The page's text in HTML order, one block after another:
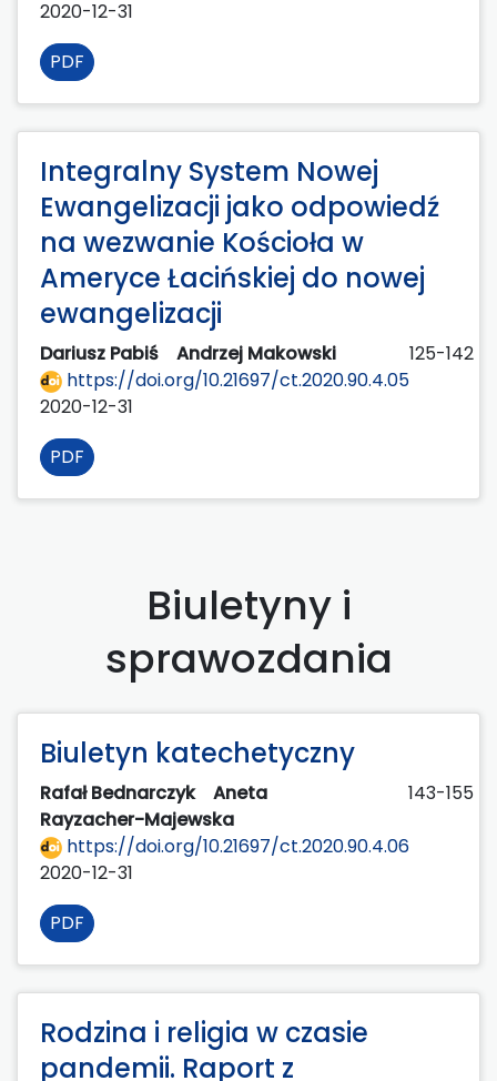
2020-12-31
PDF
Integralny System Nowej
Ewangelizacji jako odpowiedź
na wezwanie Kościoła w
Ameryce Łacińskiej do nowej
ewangelizacji
Dariusz Pabiś Andrzej Makowski
125-142
https://doi.org/10.21697/ct.2020.90.4.05
2020-12-31
PDF
Biuletyny i
sprawozdania
Biuletyn katechetyczny
Rafał Bednarczyk
Aneta
Rayzacher-Majewska
143-155
https://doi.org/10.21697/ct.2020.90.4.06
2020-12-31
PDF
Rodzina i religia w czasie
pandemii. Raport z